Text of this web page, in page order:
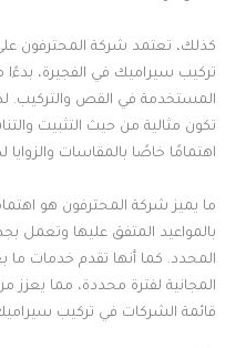
كذلك، تعتمد شركة المحترفون
تركيب سيراميك في الفجيرة، بدءًا
المستخدمة في القص والتركيب.
تكون مثالية من حيث التثبيت
اهتمامًا خاصًا بالمقاسات
ما يميز شركة المحترفون هو
بالمواعيد المتفق عليها وتعمل
المحدد. كما أنها تقدم خدمات ما
المجانية لفترة محددة، مما
قائمة الشركات في تركيب